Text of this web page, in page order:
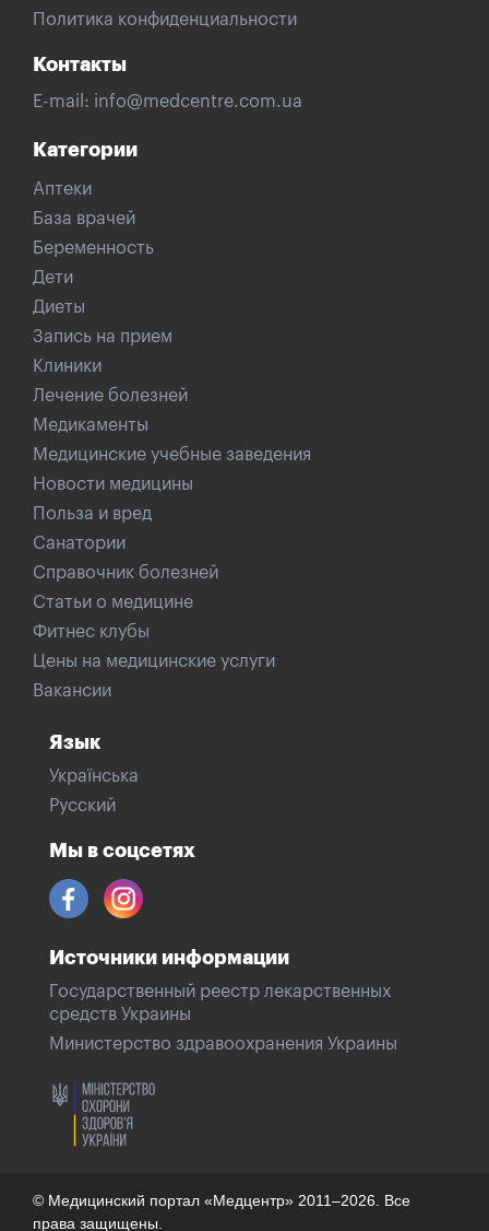
Политика конфиденциальности
Контакты
E-mail: info@medcentre.com.ua
Категории
Аптеки
База врачей
Беременность
Дети
Диеты
Запись на прием
Клиники
Лечение болезней
Медикаменты
Медицинские учебные заведения
Новости медицины
Польза и вред
Санатории
Справочник болезней
Статьи о медицине
Фитнес клубы
Цены на медицинские услуги
Вакансии
Язык
Українська
Русский
Мы в соцсетях
Источники информации
Государственный реестр лекарственных
средств Украины
Министерство здравоохранения Украины
© Медицинский портал «Медцентр» 2011–2026. Все
права защищены.